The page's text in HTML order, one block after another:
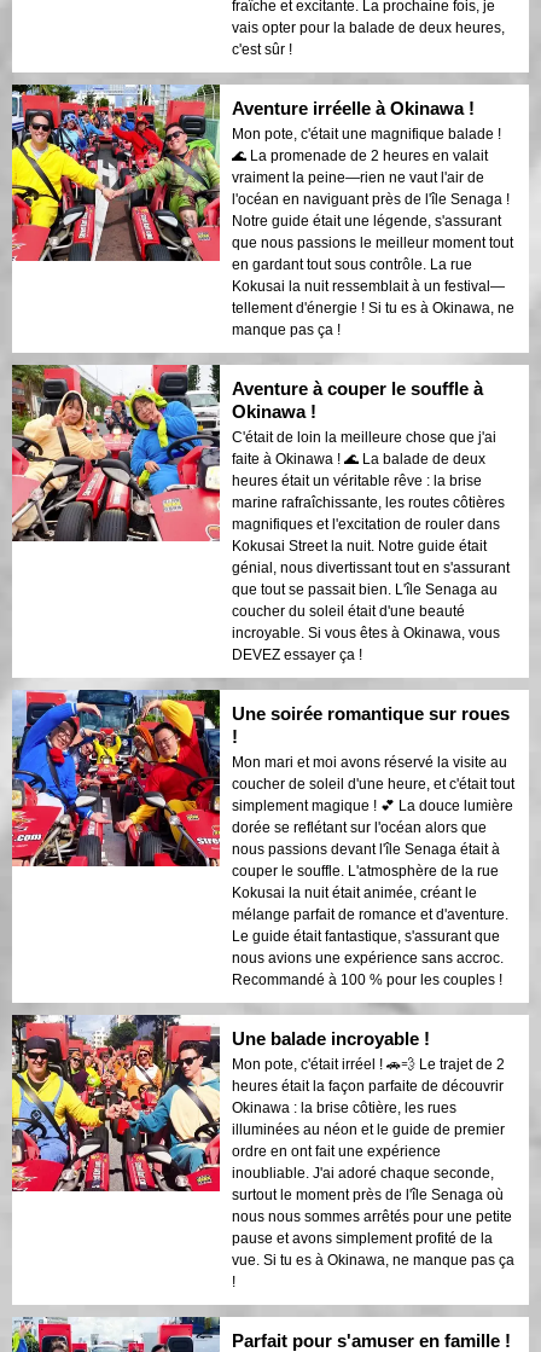
fraîche et excitante. La prochaine fois, je
vais opter pour la balade de deux heures,
c'est sûr !
Aventure irréelle à Okinawa !
Mon pote, c'était une magnifique balade !
🌊 La promenade de 2 heures en valait
vraiment la peine—rien ne vaut l'air de
l'océan en naviguant près de l'île Senaga !
Notre guide était une légende, s'assurant
que nous passions le meilleur moment tout
en gardant tout sous contrôle. La rue
Kokusai la nuit ressemblait à un festival—
tellement d'énergie ! Si tu es à Okinawa, ne
manque pas ça !
Aventure à couper le souffle à
Okinawa !
C'était de loin la meilleure chose que j'ai
faite à Okinawa ! 🌊 La balade de deux
heures était un véritable rêve : la brise
marine rafraîchissante, les routes côtières
magnifiques et l'excitation de rouler dans
Kokusai Street la nuit. Notre guide était
génial, nous divertissant tout en s'assurant
que tout se passait bien. L'île Senaga au
coucher du soleil était d'une beauté
incroyable. Si vous êtes à Okinawa, vous
DEVEZ essayer ça !
Une soirée romantique sur roues
!
Mon mari et moi avons réservé la visite au
coucher de soleil d'une heure, et c'était tout
simplement magique ! 💕 La douce lumière
dorée se reflétant sur l'océan alors que
nous passions devant l'île Senaga était à
couper le souffle. L'atmosphère de la rue
Kokusai la nuit était animée, créant le
mélange parfait de romance et d'aventure.
Le guide était fantastique, s'assurant que
nous avions une expérience sans accroc.
Recommandé à 100 % pour les couples !
Une balade incroyable !
Mon pote, c'était irréel ! 🚗💨 Le trajet de 2
heures était la façon parfaite de découvrir
Okinawa : la brise côtière, les rues
illuminées au néon et le guide de premier
ordre en ont fait une expérience
inoubliable. J'ai adoré chaque seconde,
surtout le moment près de l'île Senaga où
nous nous sommes arrêtés pour une petite
pause et avons simplement profité de la
vue. Si tu es à Okinawa, ne manque pas ça
!
Parfait pour s'amuser en famille !